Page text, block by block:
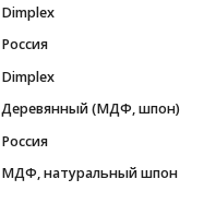
Dimplex
Россия
Dimplex
Деревянный (МДФ, шпон)
Россия
МДФ, натуральный шпон